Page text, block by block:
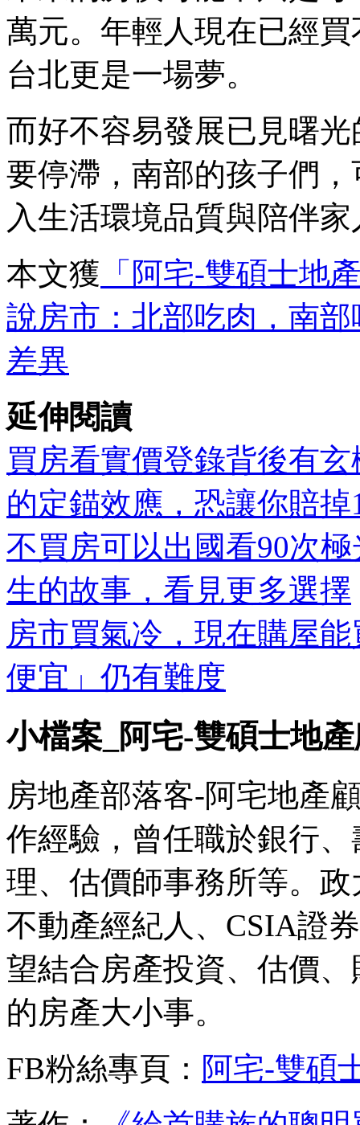
萬元。年輕人現在已經
台北更是一場夢。
而好不容易發展已見曙
要停滯，南部的孩子們
入生活環境品質與陪伴
本文獲 「阿宅-雙碩士地
說房市：北部吃肉，南
差異
延伸閱讀
買房看實價登錄背後有
的定錨效應，恐讓你賠掉
不買房可以出國看90次
生的故事，看見更多選擇
房市買氣冷，現在購屋
便宜」仍有難度
小檔案_阿宅-雙碩士地
房地產部落客-阿宅地產
作經驗，曾任職於銀行
理、估價師事務所等。
不動產經紀人、CSIA證
望結合房產投資、估價
的房產大小事。
FB粉絲專頁： 阿宅-雙碩